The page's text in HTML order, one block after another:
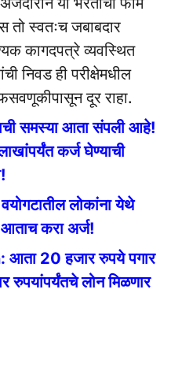
तो स्वतःच जबाबदार
कागदपत्रे व्यवस्थित
निवड ही परीक्षेमधील
दूर राहा.
समस्या आता संपली आहे!
कर्ज घेण्याची
लोकांना येथे
करा अर्ज!
20 हजार रुपये पगार
लोन मिळणार